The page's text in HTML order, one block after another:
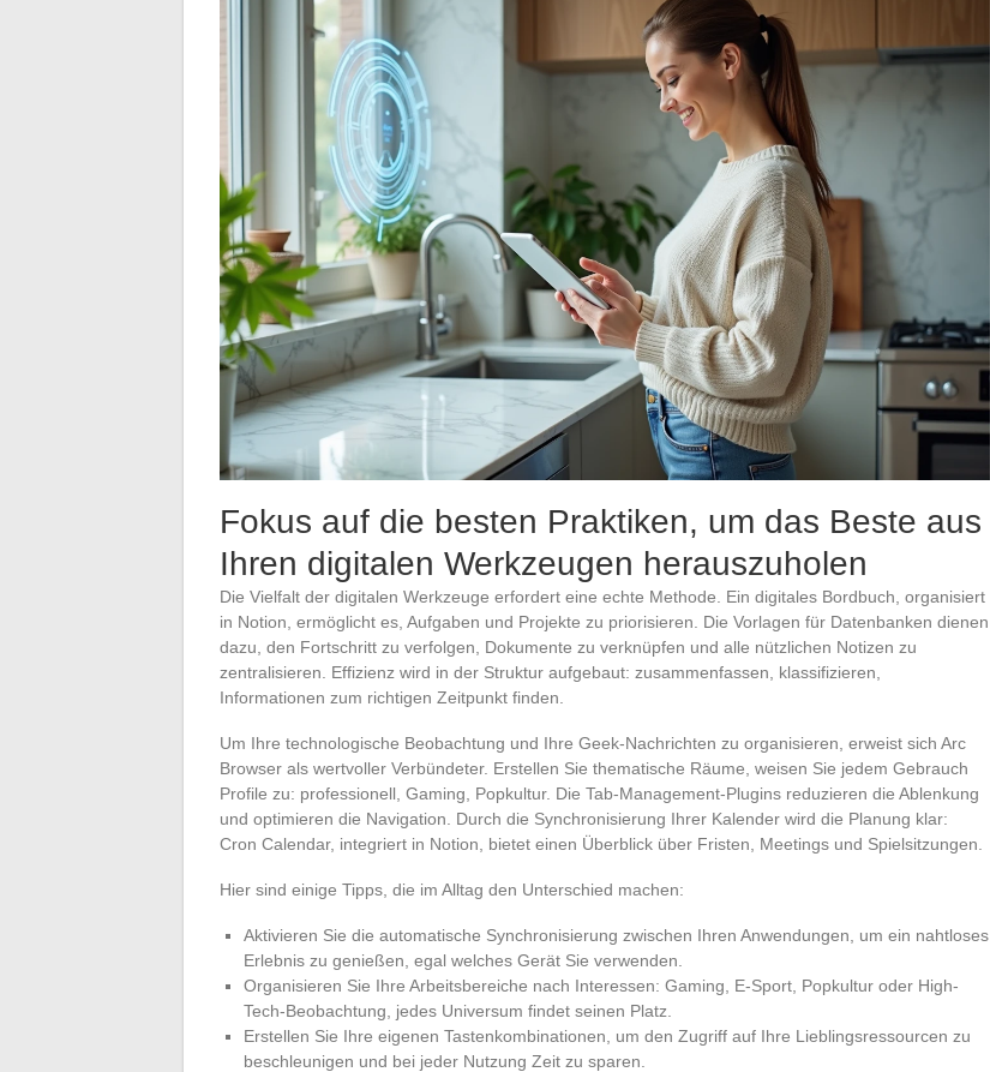
Fokus auf die besten Praktiken, um das Beste aus
Ihren digitalen Werkzeugen herauszuholen
Die Vielfalt der digitalen Werkzeuge erfordert eine echte Methode. Ein digitales Bordbuch, organisiert
in Notion, ermöglicht es, Aufgaben und Projekte zu priorisieren. Die Vorlagen für Datenbanken dienen
dazu, den Fortschritt zu verfolgen, Dokumente zu verknüpfen und alle nützlichen Notizen zu
zentralisieren. Effizienz wird in der Struktur aufgebaut: zusammenfassen, klassifizieren,
Informationen zum richtigen Zeitpunkt finden.
Um Ihre technologische Beobachtung und Ihre Geek-Nachrichten zu organisieren, erweist sich Arc
Browser als wertvoller Verbündeter. Erstellen Sie thematische Räume, weisen Sie jedem Gebrauch
Profile zu: professionell, Gaming, Popkultur. Die Tab-Management-Plugins reduzieren die Ablenkung
und optimieren die Navigation. Durch die Synchronisierung Ihrer Kalender wird die Planung klar:
Cron Calendar, integriert in Notion, bietet einen Überblick über Fristen, Meetings und Spielsitzungen.
Hier sind einige Tipps, die im Alltag den Unterschied machen:
Aktivieren Sie die automatische Synchronisierung zwischen Ihren Anwendungen, um ein nahtloses
Erlebnis zu genießen, egal welches Gerät Sie verwenden.
Organisieren Sie Ihre Arbeitsbereiche nach Interessen: Gaming, E-Sport, Popkultur oder High-
Tech-Beobachtung, jedes Universum findet seinen Platz.
Erstellen Sie Ihre eigenen Tastenkombinationen, um den Zugriff auf Ihre Lieblingsressourcen zu
beschleunigen und bei jeder Nutzung Zeit zu sparen.